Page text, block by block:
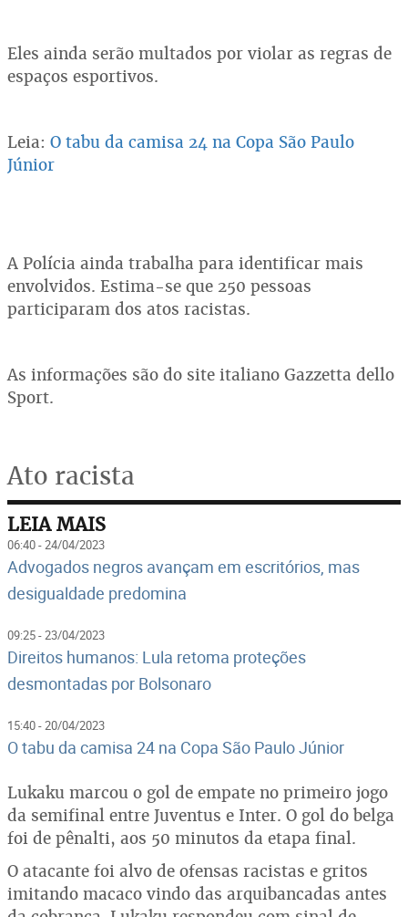
Eles ainda serão multados por violar as regras de
espaços esportivos.
Leia: O tabu da camisa 24 na Copa São Paulo
Júnior
A Polícia ainda trabalha para identificar mais
envolvidos. Estima-se que 250 pessoas
participaram dos atos racistas.
As informações são do site italiano Gazzetta dello
Sport.
Ato racista
LEIA MAIS
06:40 - 24/04/2023
Advogados negros avançam em escritórios, mas
desigualdade predomina
09:25 - 23/04/2023
Direitos humanos: Lula retoma proteções
desmontadas por Bolsonaro
15:40 - 20/04/2023
O tabu da camisa 24 na Copa São Paulo Júnior
Lukaku marcou o gol de empate no primeiro jogo
da semifinal entre Juventus e Inter. O gol do belga
foi de pênalti, aos 50 minutos da etapa final.
O atacante foi alvo de ofensas racistas e gritos
imitando macaco vindo das arquibancadas antes